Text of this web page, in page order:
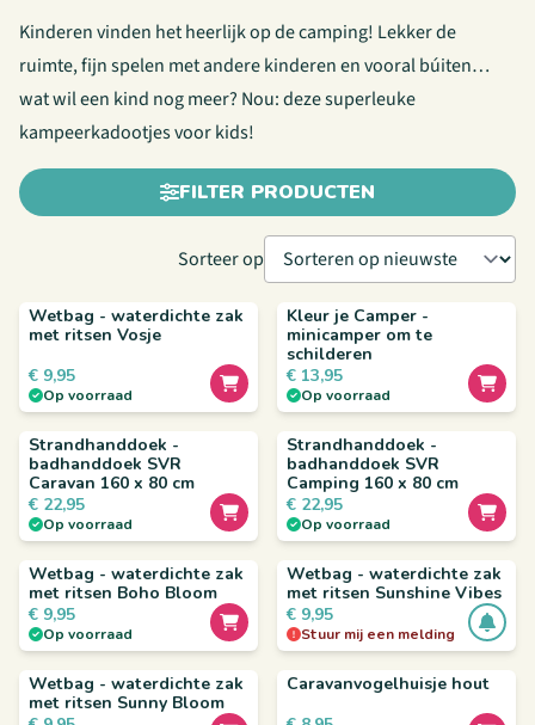
Kinderen vinden het heerlijk op de camping! Lekker de
ruimte, fijn spelen met andere kinderen en vooral búiten…
wat wil een kind nog meer? Nou: deze superleuke
kampeerkadootjes voor kids!
FILTER PRODUCTEN
Sorteer op
Wetbag - waterdichte zak
met ritsen Vosje
Op voorraad
€ 9,95
Kleur je Camper -
minicamper om te
schilderen
Op voorraad
€ 13,95
Strandhanddoek -
badhanddoek SVR
Caravan 160 x 80 cm
Op voorraad
€ 22,95
Strandhanddoek -
badhanddoek SVR
Camping 160 x 80 cm
Op voorraad
€ 22,95
Wetbag - waterdichte zak
met ritsen Boho Bloom
Op voorraad
€ 9,95
Wetbag - waterdichte zak
met ritsen Sunshine Vibes
Stuur mij een melding
€ 9,95
Wetbag - waterdichte zak
met ritsen Sunny Bloom
Caravanvogelhuisje hout